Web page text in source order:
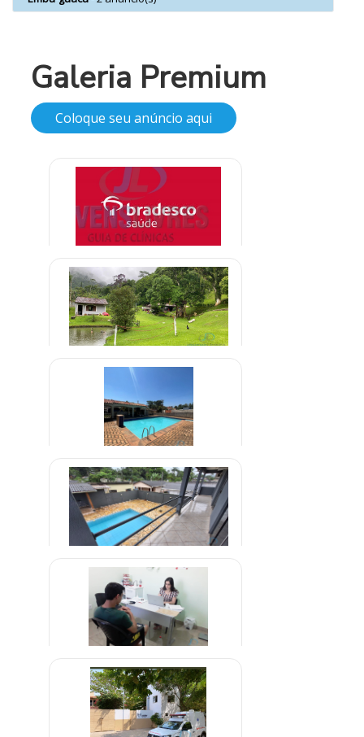
Galeria Premium
Coloque seu anúncio aqui
Clínica credenciada para
alcoólatras Bradesco Saúde
A combinar
Clínica em Embu Guaçu São Paulo
Clínica Para Dependentes
Alcoólatras em Uberaba Minas
Gerais
R$ 1.500,00
Clínica de Reabilitação em
Parelheiros São Paulo
R$ 999,99
Clínica de Vicios em Jogos Online
R$ 2.000,00